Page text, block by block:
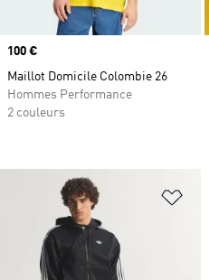
Prix
100 €
Maillot Domicile Colombie 26
Hommes Performance
2 couleurs